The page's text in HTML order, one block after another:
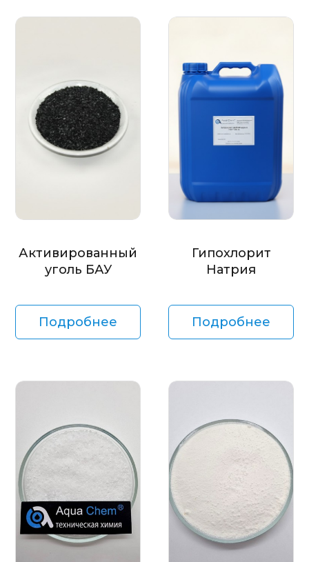
Активированный
уголь БАУ
Подробнее
Гипохлорит
Натрия
Подробнее